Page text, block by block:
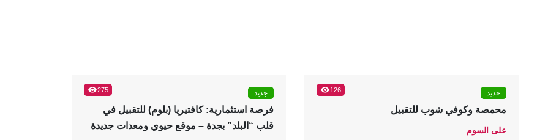
126 جديد
محمصة وكوفي شوب للتقبيل
على السوم
275 جديد
فرصة استثمارية: كافتيريا (بلوم) للتقبيل في
قلب “البلد” بجدة – موقع حيوي ومعدات جديدة